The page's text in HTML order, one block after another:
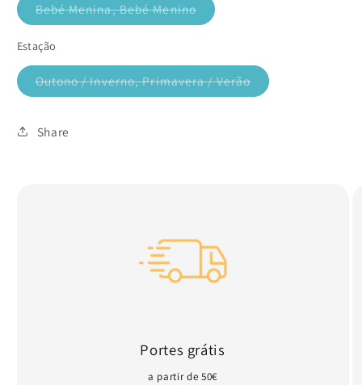
Bebé Menina, Bebé Menino
Estação
Outono / Inverno, Primavera / Verão
Share
Portes grátis
a partir de 50€